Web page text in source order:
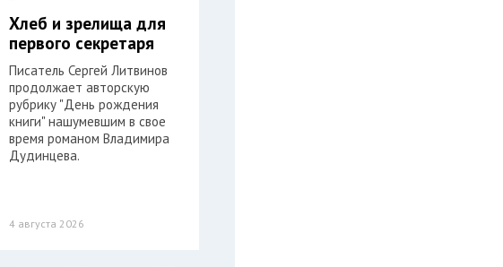
Хлеб и зрелища для
первого секретаря
Писатель Сергей Литвинов
продолжает авторскую
рубрику "День рождения
книги" нашумевшим в свое
время романом Владимира
Дудинцева.
4 августа 2026